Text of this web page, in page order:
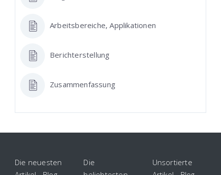
Arbeitsbereiche, Applikationen
Berichterstellung
Zusammenfassung
Die neuesten
Die
Unsortierte